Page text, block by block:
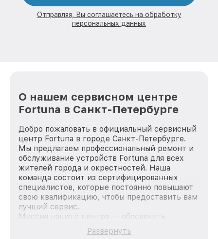
Отправляя, Вы соглашаетесь на обработку
персональных данных
О нашем сервисном центре
Fortuna в Санкт-Петербурге
Добро пожаловать в официальный сервисный
центр Fortuna в городе Санкт-Петербурге.
Мы предлагаем профессиональный ремонт и
обслуживание устройств Fortuna для всех
жителей города и окрестностей. Наша
команда состоит из сертифицированных
специалистов, которые постоянно повышают
свою квалификацию, чтобы предоставить вам
лучший сервис.
Миссия нашего центра — обеспечить
качественный и доступный ремонт для
каждого пользователя продукции Fortuna, вне
Развернуть